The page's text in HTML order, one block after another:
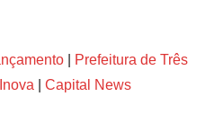
Prefeitura de Três
Capital News